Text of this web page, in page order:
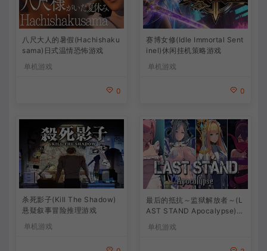
八尺大人的暑假(Hachishaku
sama)日式温情恐怖游戏
单机游戏
0
赛博女修(Idle Immortal Sent
inel)休闲挂机策略游戏
单机游戏
0
杀死影子(Kill The Shadow)
悬疑叙事冒险推理游戏
单机游戏
最后的抵抗～监狱解放者～(L
AST STAND Apocalypse)卡
单机游戏